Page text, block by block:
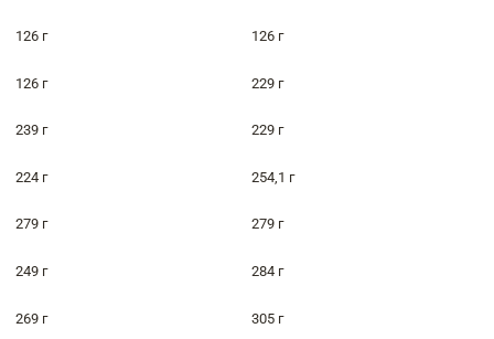
126 г 126 г
126 г 229 г
239 г 229 г
224 г 254,1 г
279 г 279 г
249 г 284 г
269 г 305 г